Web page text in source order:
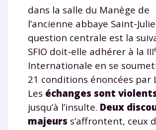
dans la salle du Manège de
l’ancienne abbaye Saint-
question centrale est la
SFIO doit-elle adhérer à la III
Internationale en se
21 conditions énoncées par
Les échanges sont
jusqu’à l’insulte. Deux
majeurs s’affrontent, ceux